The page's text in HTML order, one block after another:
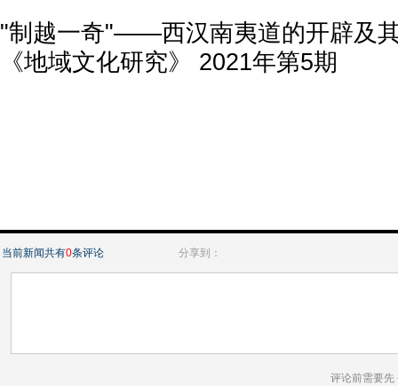
"制越一奇"——西汉南夷道的开辟及
《地域文化研究》 2021年第5期
当前新闻共有0条评论 分享到：
评论前需要先